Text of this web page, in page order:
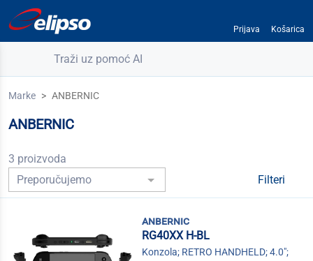
Prijava Košarica
Traži uz pomoć AI
Marke ANBERNIC
ANBERNIC
3 proizvoda
Filteri
anbernic
RG40XX H-BL
Konzola; RETRO HANDHELD; 4.0";